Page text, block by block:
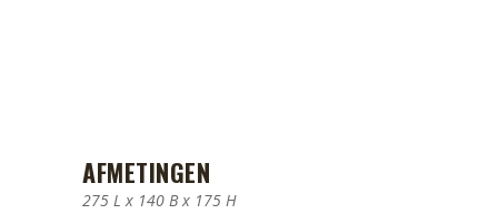
AFMETINGEN
275 L x 140 B x 175 H